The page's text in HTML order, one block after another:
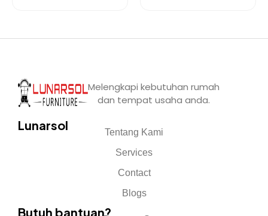
Melengkapi kebutuhan rumah
dan tempat usaha anda.
Lunarsol
Tentang Kami
Services
Contact
Blogs
Butuh bantuan?